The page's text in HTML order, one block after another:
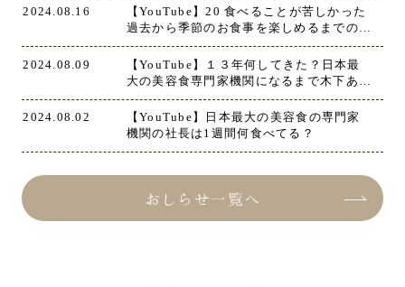
2024.08.16
【YouTube】20 食べることが苦しかった
過去から季節のお食事を楽しめるまでの過
程
2024.08.09
【YouTube】１３年何してきた？日本最
大の美容食専門家機関になるまで木下あお
いがしてきたこと・各レッスンができた経
緯
2024.08.02
【YouTube】日本最大の美容食の専門家
機関の社長は1週間何食べてる？
おしらせ一覧へ